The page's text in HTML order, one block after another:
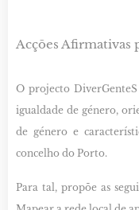
Acções Afirmativas
O projecto
igualdade de género,
de género e
concelho do Porto.
Para tal, propõe as